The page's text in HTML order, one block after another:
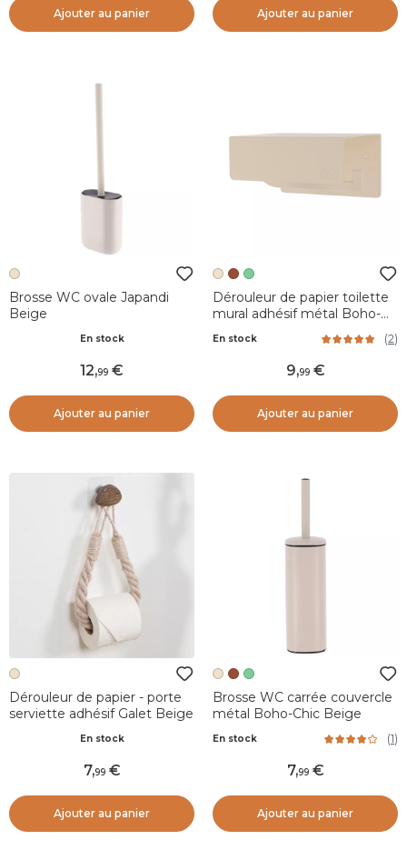
Ajouter au panier Ajouter au panier
Brosse WC ovale Japandi
Beige
En stock
12,99
Ajouter au panier
Dérouleur de papier toilette
mural adhésif métal Boho-
En stock (2)
9,99
Ajouter au panier
Dérouleur de papier - porte
serviette adhésif Galet Beige
En stock
7,99
Ajouter au panier
Brosse WC carrée couvercle
métal Boho-Chic Beige
En stock (1)
7,99
Ajouter au panier